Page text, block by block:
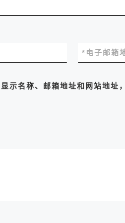
电子邮箱
*
示名称、邮箱地址和网站地址